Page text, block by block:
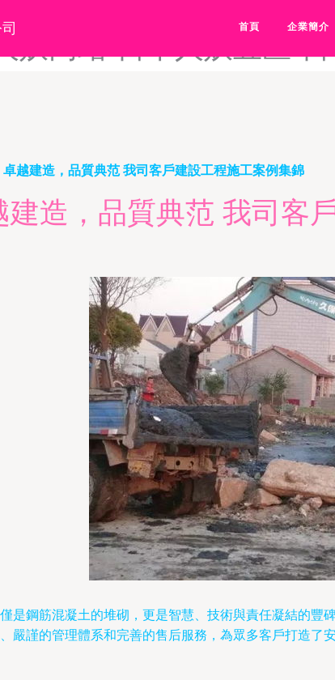
网站一-日本人爽p大片
首頁 企業簡介
卓越建造，品質典范 我司客戶建設工程施工案例集錦
建造，品質典范 我司客
是鋼筋混凝土的堆砌，更是智慧、技術與責任凝結的豐
嚴謹的管理體系和完善的售后服務，為眾多客戶打造